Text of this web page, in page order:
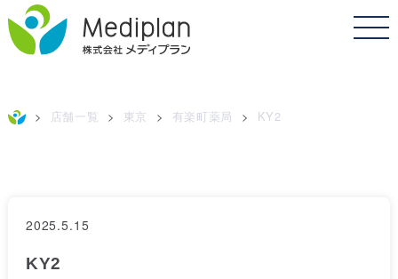
> 店舗一覧 > 東京 > 有楽町薬局 > KY2
2025.5.15
KY2